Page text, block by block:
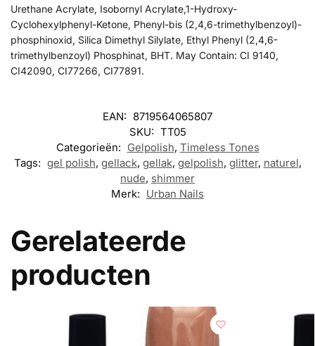
Urethane Acrylate, Isobornyl Acrylate,1-Hydroxy-
Cyclohexylphenyl-Ketone, Phenyl-bis (2,4,6-trimethylbenzoyl)-
phosphinoxid, Silica Dimethyl Silylate, Ethyl Phenyl (2,4,6-
trimethylbenzoyl) Phosphinat, BHT. May Contain: CI 9140,
CI42090, CI77266, CI77891.
EAN: 8719564065807
SKU: TT05
Categorieën: Gelpolish, Timeless Tones
Tags: gel polish, gellack, gellak, gelpolish, glitter, naturel,
nude, shimmer
Merk: Urban Nails
Gerelateerde
producten